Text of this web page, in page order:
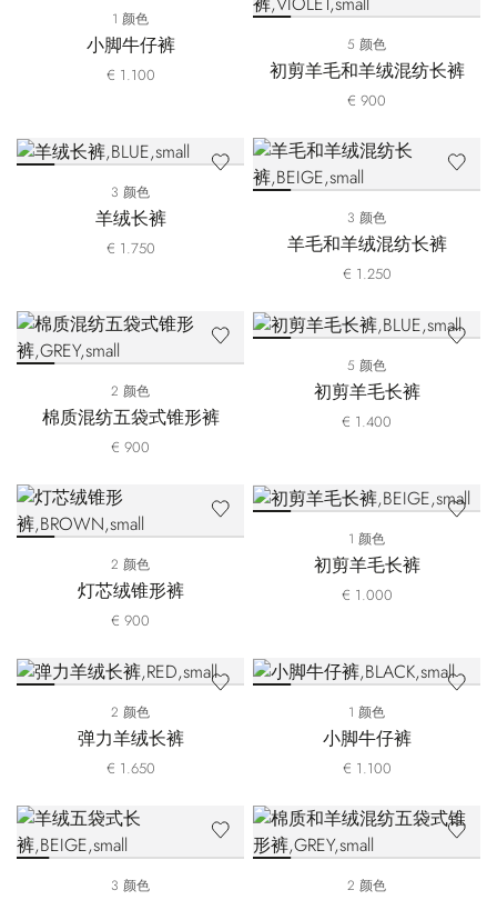
1 颜色
小脚牛仔裤
€ 1.100
5 颜色
初剪羊毛和羊绒混纺长裤
€ 900
3 颜色
羊绒长裤
€ 1.750
3 颜色
羊毛和羊绒混纺长裤
€ 1.250
2 颜色
棉质混纺五袋式锥形裤
€ 900
5 颜色
初剪羊毛长裤
€ 1.400
2 颜色
灯芯绒锥形裤
€ 900
1 颜色
初剪羊毛长裤
€ 1.000
2 颜色
弹力羊绒长裤
€ 1.650
1 颜色
小脚牛仔裤
€ 1.100
3 颜色 2 颜色